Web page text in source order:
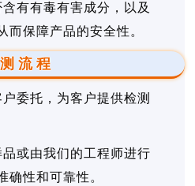
有有毒有害成分，以及
而保障产品的安全性。
流程
委托，为客户提供检测
或由我们的工程师进行
确性和可靠性。